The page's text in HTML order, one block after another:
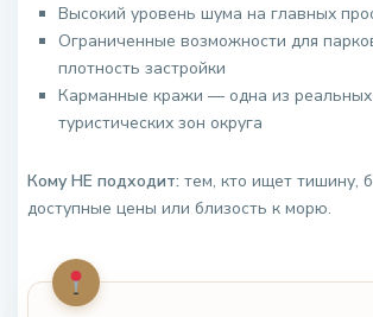
Высокий уровень шума на главных
Ограниченные возможности для
плотность застройки
Карманные кражи — одна из
туристических зон округа
Кому НЕ подходит: тем, кто ищет тишину,
доступные цены или близость к морю.